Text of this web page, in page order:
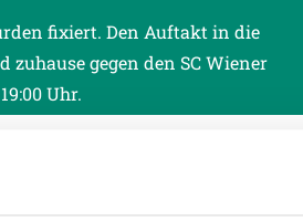
fixiert. Den Auftakt in die
zuhause gegen den SC Wiener
Uhr.